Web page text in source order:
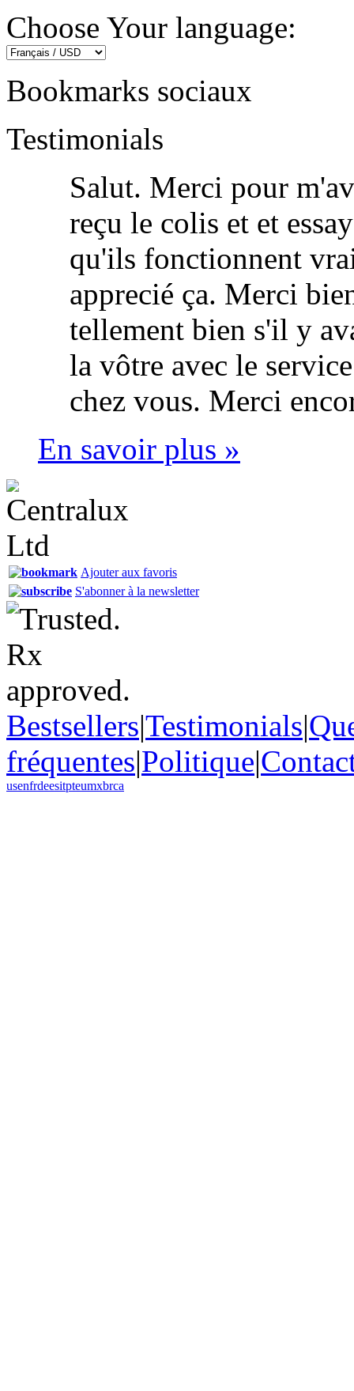
Choose Your language:
Bookmarks sociaux
Testimonials
Salut. Merci pour
reçu le colis et et
qu'ils fonctionnent
apprecié ça. Merci
tellement bien s'il y
la vôtre avec le
chez vous. Merci
En savoir plus »
Ajouter aux favoris
S'abonner à la newsletter
Bestsellers|Testimonials|
fréquentes|Politique|
usenfrdeesitpteumxbrca